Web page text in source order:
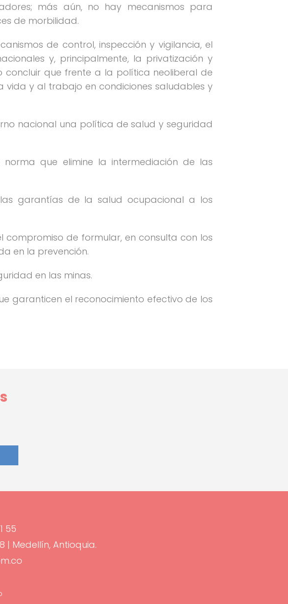
más aún, no hay mecanismos para
de morbilidad.
de control, inspección y vigilancia, el
y, principalmente, la privatización y
concluir que frente a la política neoliberal de
vida y al trabajo en condiciones saludables y
nacional una política de salud y seguridad
que elimine la intermediación de las
garantías de la salud ocupacional a los
compromiso de formular, en consulta con los
en la prevención.
en las minas.
garanticen el reconocimiento efectivo de los
55
| Medellín, Antioquia.